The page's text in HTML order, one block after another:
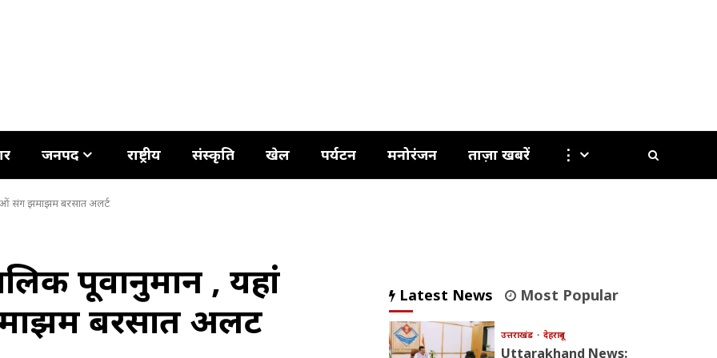
जनपद राष्ट्रीय संस्कृति खेल पर्यटन मनोरंजन ताज़ा खबरें ⋮
संग झमाझम बरसात अलर्ट
पूर्वानुमान , यहां
बरसात अलर्ट
Latest News Most Popular
उत्तराखंड देहरादून
Uttarakhand News: